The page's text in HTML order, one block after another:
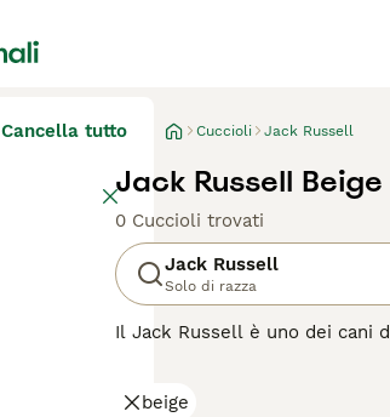
Cancella tutto Cuccioli Jack Russell
Jack Russell
0 Cuccioli trovati
Jack Russell
Solo di razza
Il Jack Russell è uno dei cani
beige